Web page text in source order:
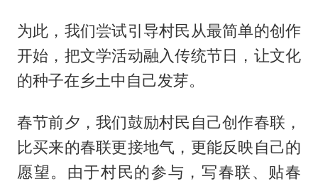
为此，我们尝试引导村民从最简单的创作
开始，把文学活动融入传统节日，让文化
的种子在乡土中自己发芽。
春节前夕，我们鼓励村民自己创作春联，
比买来的春联更接地气，更能反映自己的
愿望。由于村民的参与，写春联、贴春